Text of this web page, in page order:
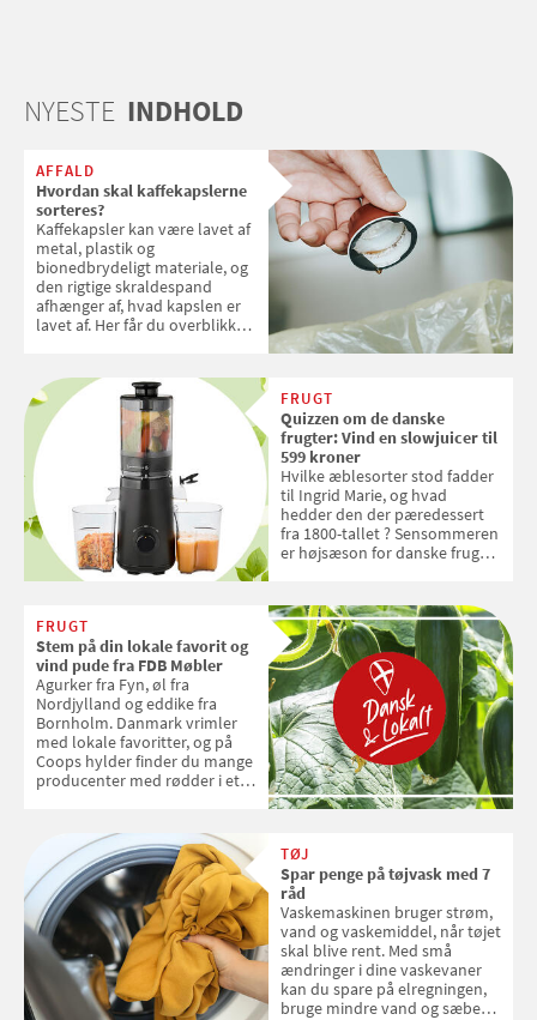
NYESTE INDHOLD
AFFALD
Hvordan skal kaffekapslerne
sorteres?
Kaffekapsler kan være lavet af
metal, plastik og
bionedbrydeligt materiale, og
den rigtige skraldespand
afhænger af, hvad kapslen er
lavet af. Her får du overblikket
FRUGT
Quizzen om de danske
frugter: Vind en slowjuicer til
599 kroner
Hvilke æblesorter stod fadder
til Ingrid Marie, og hvad
hedder den der pæredessert
fra 1800-tallet ? Sensommeren
er højsæson for danske fruger,
favoritter. Det fejrer Samvirke
med en quiz om alt det danske
frugt, vi elsker. Konkurrencen
slutter fredag d. 18. september
2026
FRUGT
Stem på din lokale favorit og
vind pude fra FDB Møbler
Agurker fra Fyn, øl fra
Nordjylland og eddike fra
Bornholm. Danmark vrimler
med lokale favoritter, og på
Coops hylder finder du mange
producenter med rødder i et
favorit og vinde en pude fra
FDB Møbler til en værdi af 599
kroner
TØJ
Spar penge på tøjvask med 7
råd
Vaskemaskinen bruger strøm,
vand og vaskemiddel, når tøjet
skal blive rent. Med små
ændringer i dine vaskevaner
kan du spare på elregningen,
bruge mindre vand og sæbe